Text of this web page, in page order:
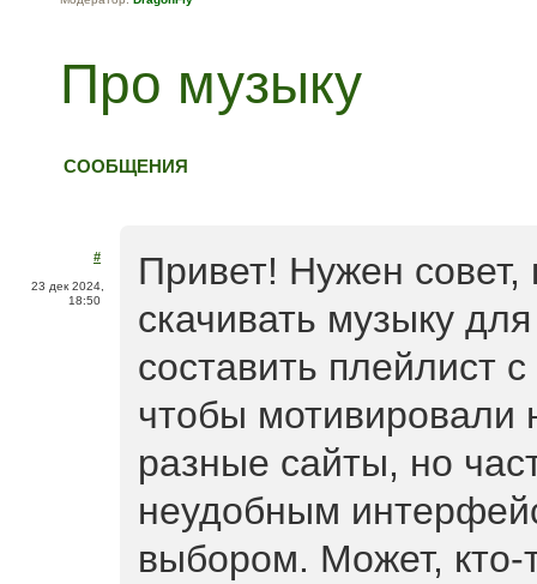
Про музыку
СООБЩЕНИЯ
#
23 дек 2024,
18:50
Привет! Нужен совет,
скачивать музыку
составить плейлист
чтобы мотивировали
разные сайты, но
неудобным
выбором. Может, кто-